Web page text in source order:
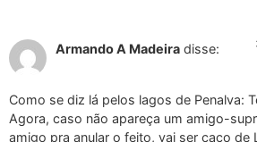
Armando A Madeira disse:
Como se diz lá pelos lagos de Penalva:
Agora, caso não apareça um amigo-
amigo pra anular o feito, vai ser caco de